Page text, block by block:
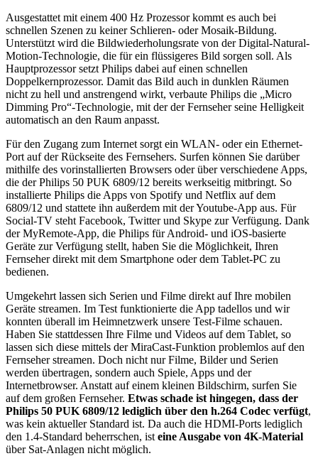
Ausgestattet mit einem 400 Hz Prozessor kommt es auch bei
schnellen Szenen zu keiner Schlieren- oder Mosaik-Bildung.
Unterstützt wird die Bildwiederholungsrate von der Digital-Natural-
Motion-Technologie, die für ein flüssigeres Bild sorgen soll. Als
Hauptprozessor setzt Philips dabei auf einen schnellen
Doppelkernprozessor. Damit das Bild auch in dunklen Räumen
nicht zu hell und anstrengend wirkt, verbaute Philips die „Micro
Dimming Pro“-Technologie, mit der der Fernseher seine Helligkeit
automatisch an den Raum anpasst.
Für den Zugang zum Internet sorgt ein WLAN- oder ein Ethernet-
Port auf der Rückseite des Fernsehers. Surfen können Sie darüber
mithilfe des vorinstallierten Browsers oder über verschiedene Apps,
die der Philips 50 PUK 6809/12 bereits werkseitig mitbringt. So
installierte Philips die Apps von Spotify und Netflix auf dem
6809/12 und stattete ihn außerdem mit der Youtube-App aus. Für
Social-TV steht Facebook, Twitter und Skype zur Verfügung. Dank
der MyRemote-App, die Philips für Android- und iOS-basierte
Geräte zur Verfügung stellt, haben Sie die Möglichkeit, Ihren
Fernseher direkt mit dem Smartphone oder dem Tablet-PC zu
bedienen.
Umgekehrt lassen sich Serien und Filme direkt auf Ihre mobilen
Geräte streamen. Im Test funktionierte die App tadellos und wir
konnten überall im Heimnetzwerk unsere Test-Filme schauen.
Haben Sie stattdessen Ihre Filme und Videos auf dem Tablet, so
lassen sich diese mittels der MiraCast-Funktion problemlos auf den
Fernseher streamen. Doch nicht nur Filme, Bilder und Serien
werden übertragen, sondern auch Spiele, Apps und der
Internetbrowser. Anstatt auf einem kleinen Bildschirm, surfen Sie
auf dem großen Fernseher. Etwas schade ist hingegen, dass der
Philips 50 PUK 6809/12 lediglich über den h.264 Codec verfügt,
was kein aktueller Standard ist. Da auch die HDMI-Ports lediglich
den 1.4-Standard beherrschen, ist eine Ausgabe von 4K-Material
über Sat-Anlagen nicht möglich.